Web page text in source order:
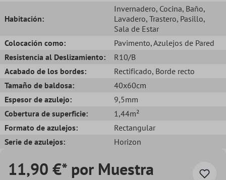
Habitación:
Invernadero, Cocina, Baño,
Lavadero, Trastero, Pasillo,
Sala de Estar
Colocación como:
Pavimento, Azulejos de Pared
Resistencia al Deslizamiento:
R10/B
Acabado de los bordes:
Rectificado, Borde recto
Tamaño de baldosa:
40x60cm
Espesor de azulejo:
9,5mm
Cobertura de superficie:
1,44m²
Formato de azulejos:
Rectangular
Serie de azulejos:
Horizon
11,90 €* por Muestra